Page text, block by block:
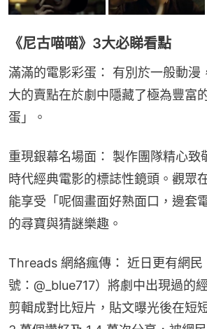
《尼古喵喵》3大必睇看點
滿滿的電影彩蛋： 有別於一般動漫
大的賣點在於劇中隱藏了極為豐富
蛋」。
重現銀幕名場面： 製作團隊精心致
時代經典電影的標誌性鏡頭。觀眾
能享受「呢個畫面好熟面口，邊套
的尋寶與猜謎樂趣。
Threads 網絡瘋傳： 近日更有網
號：@_blue717）將劇中出現過的
剪輯成對比短片，貼文曝光後在短